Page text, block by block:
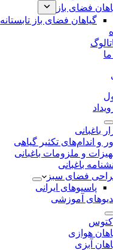
فضای باز
گیاهان فضای باز تابستانه
باغبانی
و اندام‌های تکثیر گیاهی
و ملزومات باغبانی
باغبانی
فضای سبز
پاسیوهای ایرانی
آموزشی
هوازی
آبزی